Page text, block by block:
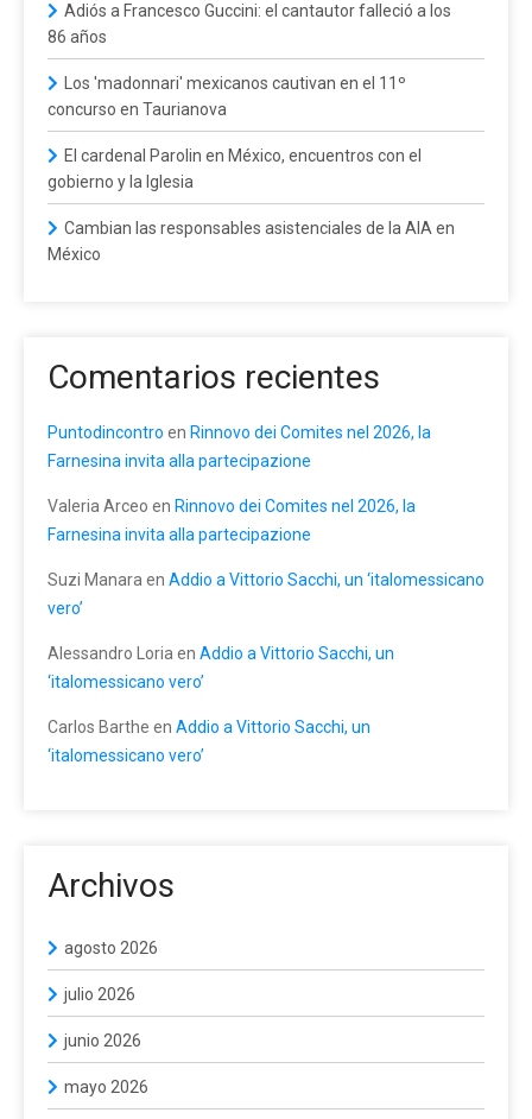
Adiós a Francesco Guccini: el cantautor falleció a los
86 años
Los 'madonnari' mexicanos cautivan en el 11º
concurso en Taurianova
El cardenal Parolin en México, encuentros con el
gobierno y la Iglesia
Cambian las responsables asistenciales de la AIA en
México
Comentarios recientes
Puntodincontro en Rinnovo dei Comites nel 2026, la
Farnesina invita alla partecipazione
Valeria Arceo en Rinnovo dei Comites nel 2026, la
Farnesina invita alla partecipazione
Suzi Manara en Addio a Vittorio Sacchi, un ‘italomessicano
vero’
Alessandro Loria en Addio a Vittorio Sacchi, un
‘italomessicano vero’
Carlos Barthe en Addio a Vittorio Sacchi, un
‘italomessicano vero’
Archivos
agosto 2026
julio 2026
junio 2026
mayo 2026